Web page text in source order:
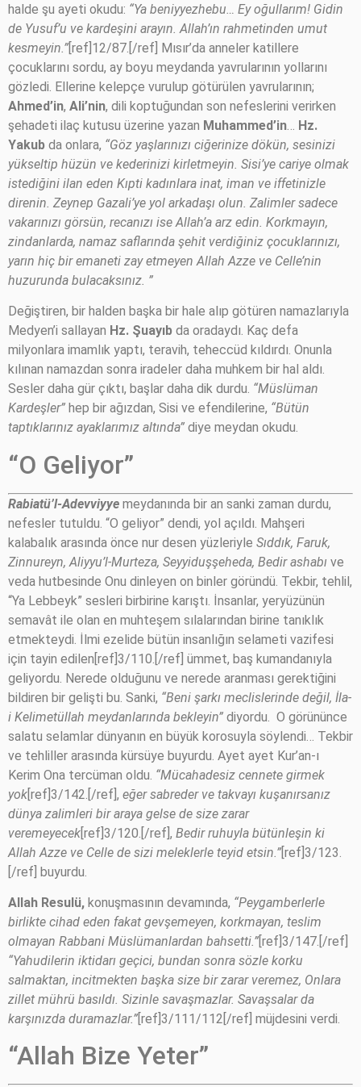
halde şu ayeti okudu: “Ya beniyyezhebu… Ey oğullarım! Gidin
de Yusuf’u ve kardeşini arayın. Allah’ın rahmetinden umut
kesmeyin.” [ref]12/87.[/ref] Mısır’da anneler katillere
çocuklarını sordu, ay boyu meydanda yavrularının yollarını
gözledi. Ellerine kelepçe vurulup götürülen yavrularının;
Ahmed’in, Ali’nin, dili koptuğundan son nefeslerini verirken
şehadeti ilaç kutusu üzerine yazan Muhammed’in… Hz.
Yakub da onlara, “Göz yaşlarınızı ciğerinize dökün, sesinizi
yükseltip hüzün ve kederinizi kirletmeyin. Sisi’ye cariye olmak
istediğini ilan eden Kıpti kadınlara inat, iman ve iffetinizle
direnin. Zeynep Gazali’ye yol arkadaşı olun. Zalimler sadece
vakarınızı görsün, recanızı ise Allah’a arz edin. Korkmayın,
zindanlarda, namaz saflarında şehit verdiğiniz çocuklarınızı,
yarın hiç bir emaneti zay etmeyen Allah Azze ve Celle’nin
huzurunda bulacaksınız. ”
Değiştiren, bir halden başka bir hale alıp götüren namazlarıyla
Medyen’i sallayan Hz. Şuayıb da oradaydı. Kaç defa
milyonlara imamlık yaptı, teravih, teheccüd kıldırdı. Onunla
kılınan namazdan sonra iradeler daha muhkem bir hal aldı.
Sesler daha gür çıktı, başlar daha dik durdu. “Müslüman
Kardeşler” hep bir ağızdan, Sisi ve efendilerine, “Bütün
taptıklarınız ayaklarımız altında” diye meydan okudu.
“O Geliyor”
Rabiatü’l-Adevviyye meydanında bir an sanki zaman durdu,
nefesler tutuldu. “O geliyor” dendi, yol açıldı. Mahşeri
kalabalık arasında önce nur desen yüzleriyle Sıddık, Faruk,
Zinnureyn, Aliyyu’l-Murteza, Seyyiduşşeheda, Bedir ashabı ve
veda hutbesinde Onu dinleyen on binler göründü. Tekbir, tehlil,
“Ya Lebbeyk” sesleri birbirine karıştı. İnsanlar, yeryüzünün
semavât ile olan en muhteşem sılalarından birine tanıklık
etmekteydi. İlmi ezelide bütün insanlığın selameti vazifesi
için tayin edilen[ref]3/110.[/ref] ümmet, baş kumandanıyla
geliyordu. Nerede olduğunu ve nerede aranması gerektiğini
bildiren bir gelişti bu. Sanki, “Beni şarkı meclislerinde değil, İla-
i Kelimetüllah meydanlarında bekleyin” diyordu. O görününce
salatu selamlar dünyanın en büyük korosuyla söylendi… Tekbir
ve tehliller arasında kürsüye buyurdu. Ayet ayet Kur’an-ı
Kerim Ona tercüman oldu. “Mücahadesiz cennete girmek
yok [ref]3/142.[/ref], eğer sabreder ve takvayı kuşanırsanız
dünya zalimleri bir araya gelse de size zarar
veremeyecek [ref]3/120.[/ref], Bedir ruhuyla bütünleşin ki
Allah Azze ve Celle de sizi meleklerle teyid etsin.” [ref]3/123.
[/ref] buyurdu.
Allah Resulü, konuşmasının devamında, “Peygamberlerle
birlikte cihad eden fakat gevşemeyen, korkmayan, teslim
olmayan Rabbani Müslümanlardan bahsetti.” [ref]3/147.[/ref]
“Yahudilerin iktidarı geçici, bundan sonra sözle korku
salmaktan, incitmekten başka size bir zarar veremez, Onlara
zillet mührü basıldı. Sizinle savaşmazlar. Savaşsalar da
karşınızda duramazlar.” [ref]3/111/112[/ref] müjdesini verdi.
“Allah Bize Yeter”